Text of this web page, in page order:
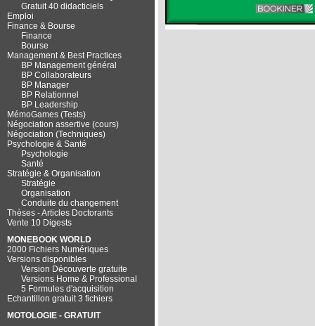
Gratuit 40 didacticiels
Emploi
Finance & Bourse
Finance
Bourse
Management & Best Practices
BP Management général
BP Collaborateurs
BP Manager
BP Relationnel
BP Leadership
MémoGames (Tests)
Négociation assertive (cours)
Négociation (Techniques)
Psychologie & Santé
Psychologie
Santé
Stratégie & Organisation
Stratégie
Organisation
Conduite du changement
Thèses - Articles Doctorants
Vente 10 Digests
MONEBOOK WORLD
2000 Fichiers Numériques
Versions disponibles
Version Découverte gratuite
Versions Home & Professional
5 Formules d'acquisition
Echantillon gratuit 3 fichiers
MOTOLOGIE - GRATUIT